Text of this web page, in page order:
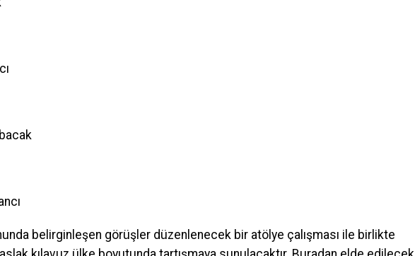
belirginleşen görüşler düzenlenecek bir atölye çalışması ile birlikte